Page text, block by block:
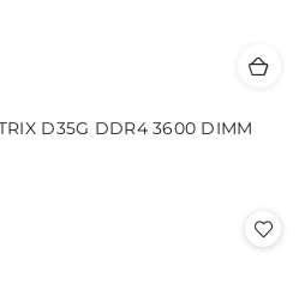
D35G DDR4 3600 DIMM